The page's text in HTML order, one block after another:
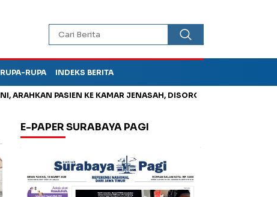
RUPA-RUPA INDEKS BERITA
PASIEN KE KAMAR JENASAH, DISOROT
E-PAPER SURABAYA PAGI